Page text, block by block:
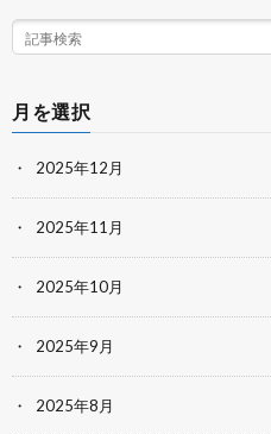
月を選択
2025年12月
2025年11月
2025年10月
2025年9月
2025年8月